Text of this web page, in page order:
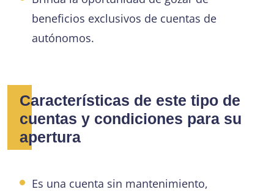
beneficios exclusivos de cuentas de
autónomos.
Características de este tipo de
cuentas y condiciones para su
apertura
Es una cuenta sin mantenimiento,